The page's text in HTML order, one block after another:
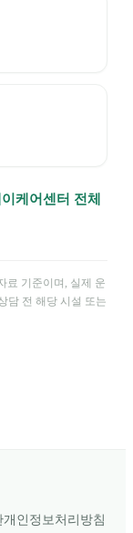
케어센터 전체
료 기준이며, 실제 운
담 전 해당 시설 또는
개인정보처리방침